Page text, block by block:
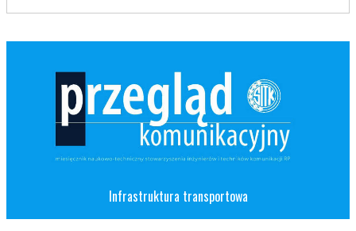
Infrastruktura transportowa